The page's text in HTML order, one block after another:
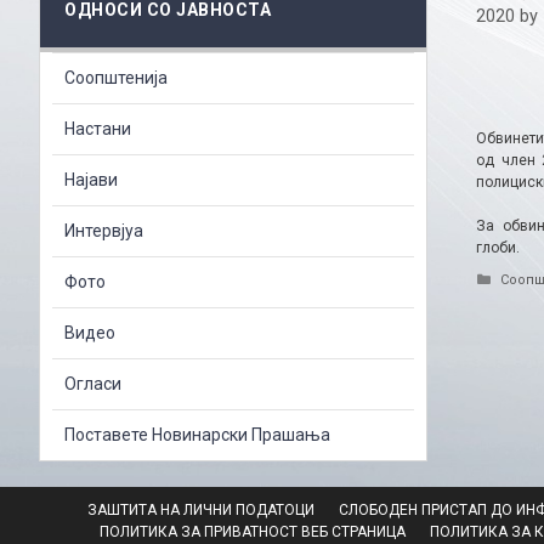
2020 by
од член
За
глоби.
ОДНОСИ СО ЈАВНОСТА
Соопштенија
Настани
Најави
Интервјуа
Фото
Видео
Огласи
Поставете Новинарски Прашања
ЗАШТИТА НА ЛИЧНИ ПОДАТОЦИ СЛОБОДЕН ПРИСТАП ДО
ПОЛИТИКА ЗА ПРИВАТНОСТ ВЕБ СТРАНИЦА
ПОЛИТИКА ЗА